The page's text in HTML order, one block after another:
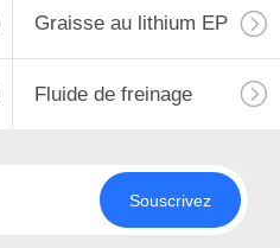
Graisse au lithium EP
Fluide de freinage
Souscrivez